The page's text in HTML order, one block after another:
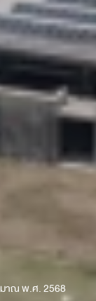
มาณ พ.ศ. 2568